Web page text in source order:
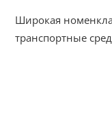
Широкая
транспортные